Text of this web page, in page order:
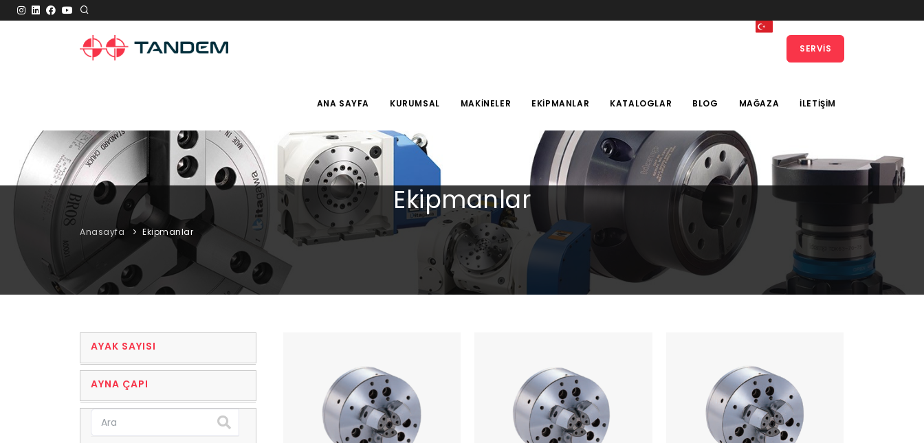
SERVIS
ANA SAYFA KURUMSAL MAKINELER EKIPMANLAR KATALOGLAR BLOG MAĞAZA İLETIŞIM
Ekipmanlar
Anasayfa Ekipmanlar
AYAK SAYISI
AYNA ÇAPI